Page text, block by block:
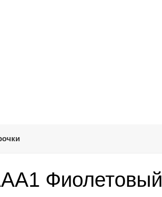
Фиолетовый